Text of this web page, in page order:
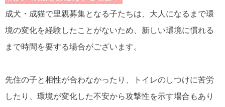
成犬・成猫で里親募集となる子たちは、大人になるまで環
境の変化を経験したことがないため、新しい環境に慣れる
まで時間を要する場合がございます。
先住の子と相性が合わなかったり、トイレのしつけに苦労
したり、環境が変化した不安から攻撃性を示す場合もあり